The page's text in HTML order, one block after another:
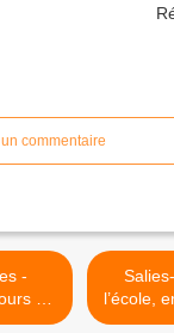
commentaire
de
l’école,